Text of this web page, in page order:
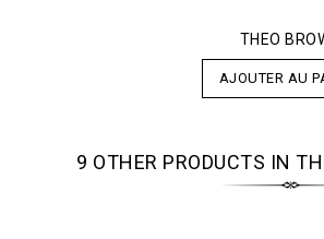
THEO
AJOUTER AU
9 OTHER PRODUCTS IN